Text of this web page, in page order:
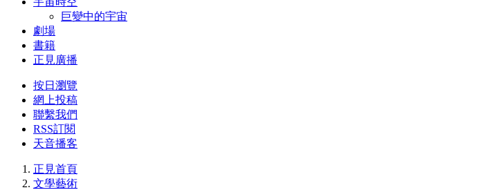
巨變中的宇宙
劇場
書籍
正見廣播
按日瀏覽
網上投稿
聯繫我們
RSS訂閱
天音播客
正見首頁
文學藝術